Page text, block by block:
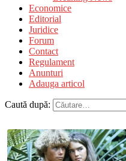
Economice
Editorial
Juridice
Forum
Contact
Regulament
Anunturi
Adauga articol
Caută după: